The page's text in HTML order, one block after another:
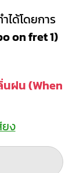
ได้โดยการ
on fret 1)
ฝน (When
ง